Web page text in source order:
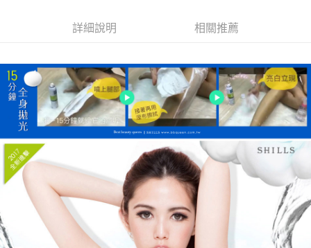
每筆NT$85，滿NT$499(含以上)免運費
每筆NT$85，滿NT$499(含以上)免運費
7-11取貨付款
每筆NT$85，滿NT$499(含以上)免運費
付款後7-11取貨
每筆NT$85，滿NT$499(含以上)免運費
宅配
每筆NT$85，滿NT$499(含以上)免運費
國家/地區配送 查看運費
詳細說明 相關推薦